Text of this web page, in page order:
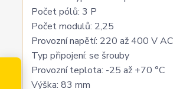
Počet pólů: 3 P
Počet modulů: 2,25
Provozní napětí: 220 až 400 V AC
Typ připojení: se šrouby
Provozní teplota: -25 až +70 °C
Výška: 83 mm